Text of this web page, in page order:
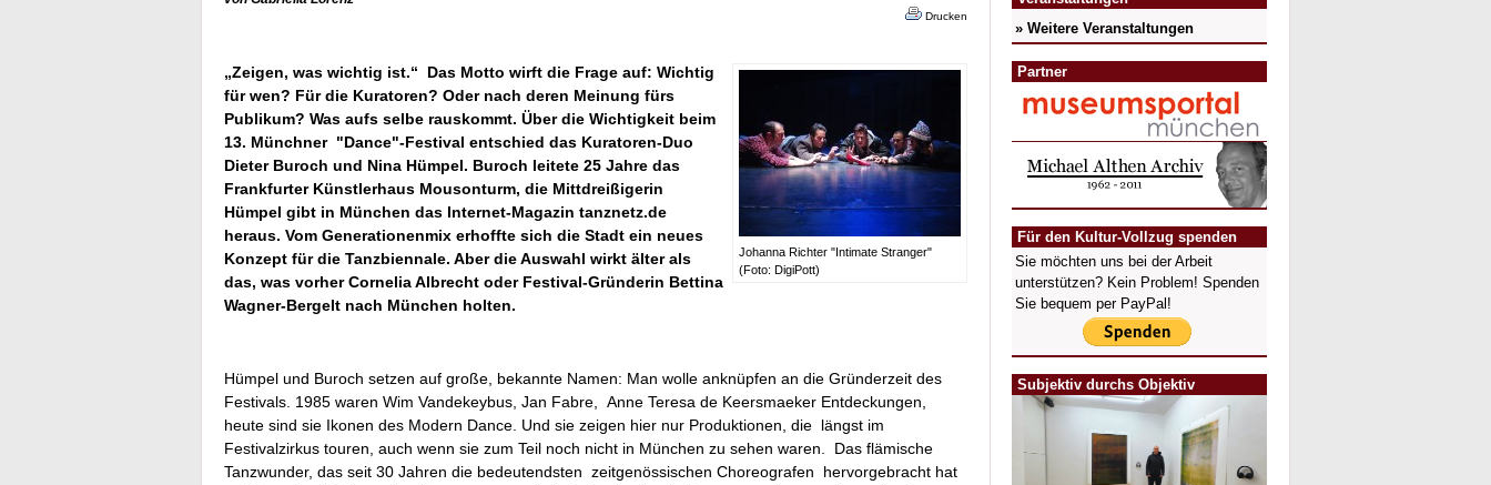
Drucken
Johanna Richter "Intimate Stranger"
(Foto: DigiPott)
„Zeigen, was wichtig ist.“ Das Motto wirft die Frage auf: Wichtig
für wen? Für die Kuratoren? Oder nach deren Meinung fürs
Publikum? Was aufs selbe rauskommt. Über die Wichtigkeit beim
13. Münchner "Dance"-Festival entschied das Kuratoren-Duo
Dieter Buroch und Nina Hümpel. Buroch leitete 25 Jahre das
Frankfurter Künstlerhaus Mousonturm, die Mittdreißigerin
Hümpel gibt in München das Internet-Magazin tanznetz.de
heraus. Vom Generationenmix erhoffte sich die Stadt ein neues
Konzept für die Tanzbiennale. Aber die Auswahl wirkt älter als
das, was vorher Cornelia Albrecht oder Festival-Gründerin Bettina
Wagner-Bergelt nach München holten.
Hümpel und Buroch setzen auf große, bekannte Namen: Man wolle anknüpfen an die Gründerzeit des
Festivals. 1985 waren Wim Vandekeybus, Jan Fabre, Anne Teresa de Keersmaeker Entdeckungen,
heute sind sie Ikonen des Modern Dance. Und sie zeigen hier nur Produktionen, die längst im
Festivalzirkus touren, auch wenn sie zum Teil noch nicht in München zu sehen waren. Das flämische
Tanzwunder, das seit 30 Jahren die bedeutendsten zeitgenössischen Choreografen hervorgebracht hat
» Weitere Veranstaltungen
Partner
Für den Kultur-Vollzug spenden
Sie möchten uns bei der Arbeit
unterstützen? Kein Problem! Spenden
Sie bequem per PayPal!
Subjektiv durchs Objektiv